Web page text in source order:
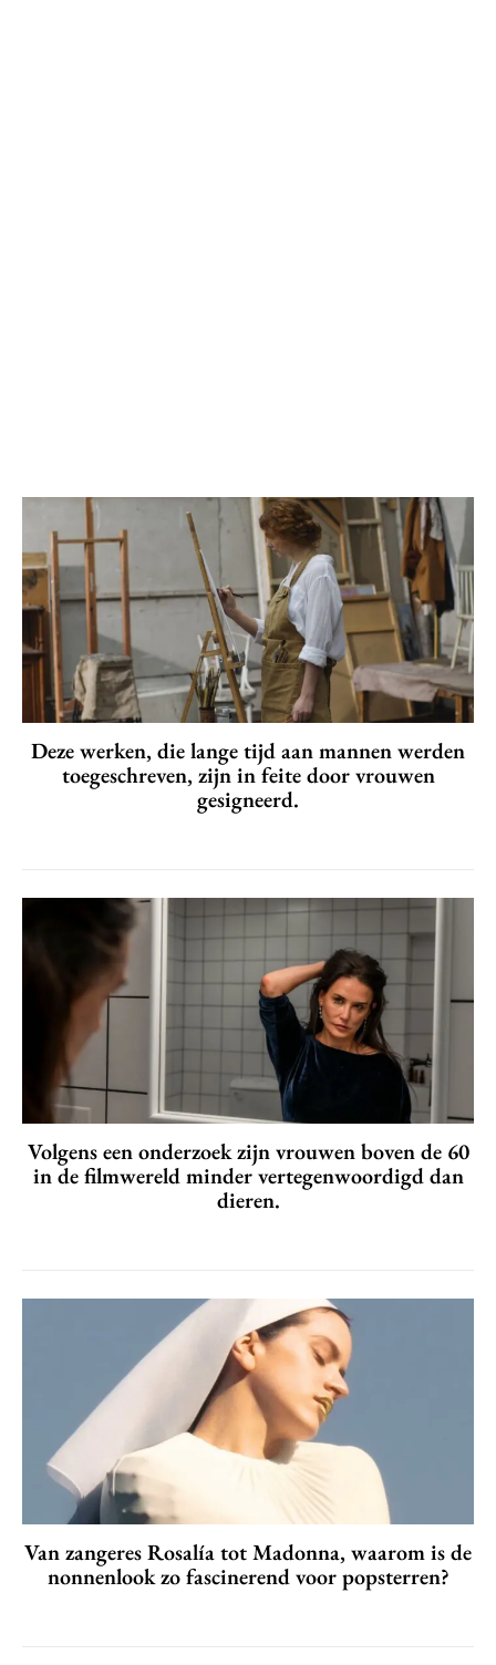
Deze werken, die lange tijd aan mannen werden
toegeschreven, zijn in feite door vrouwen
gesigneerd.
Volgens een onderzoek zijn vrouwen boven de 60
in de filmwereld minder vertegenwoordigd dan
dieren.
Van zangeres Rosalía tot Madonna, waarom is de
nonnenlook zo fascinerend voor popsterren?